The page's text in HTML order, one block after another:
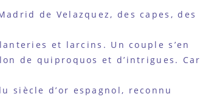
de Velazquez, des capes, des
et larcins. Un couple s’en
de quiproquos et d’intrigues. Car
siècle d’or espagnol, reconnu